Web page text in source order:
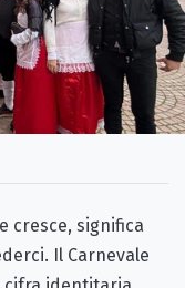
cresce, significa
Il Carnevale